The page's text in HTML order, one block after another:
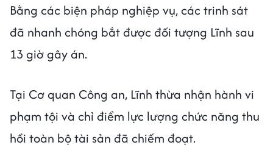
Bằng các biện pháp nghiệp vụ, các trinh sát
đã nhanh chóng bắt được đối tượng Lĩnh sau
13 giờ gây án.
Tại Cơ quan Công an, Lĩnh thừa nhận hành vi
phạm tội và chỉ điểm lực lượng chức năng thu
hồi toàn bộ tài sản đã chiếm đoạt.